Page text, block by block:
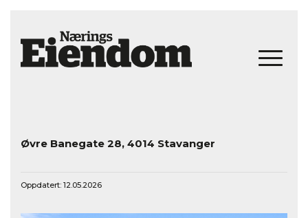
Øvre Banegate 28, 4014 Stavanger
Oppdatert: 12.05.2026